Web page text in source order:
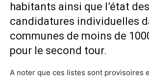
habitants ainsi que l’état des
candidatures individuelles
communes de moins de
pour le second tour.
A noter que ces listes sont provisoires